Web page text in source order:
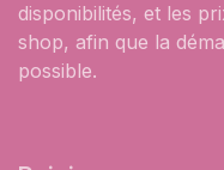
disponibilités, et les
shop, afin que la
possible.